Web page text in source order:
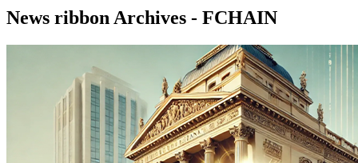
News ribbon Archives - FCHAIN